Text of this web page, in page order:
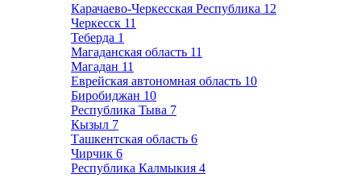
Карачаево-Черкесская Республика 12
Черкесск 11
Теберда 1
Магаданская область 11
Магадан 11
Еврейская автономная область 10
Биробиджан 10
Республика Тыва 7
Кызыл 7
Ташкентская область 6
Чирчик 6
Республика Калмыкия 4